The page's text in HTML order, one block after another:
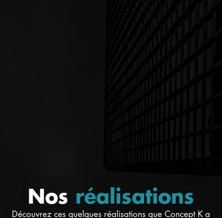
Nos réalisations
Découvrez ces quelques réalisations que Concept K a